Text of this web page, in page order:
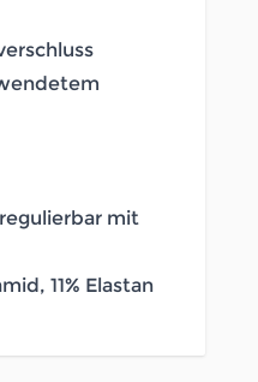
mit
11% Elastan